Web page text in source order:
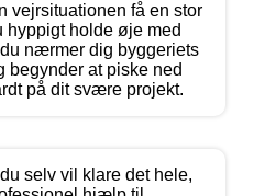
vejrsituationen få en stor
hyppigt holde øje med
nærmer dig byggeriets
begynder at piske ned
på dit svære projekt.
selv vil klare det hele,